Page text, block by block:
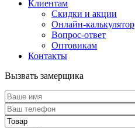
Клиентам
Скидки и акции
Онлайн-калькулятор
Вопрос-ответ
Оптовикам
Контакты
Вызвать замерщика